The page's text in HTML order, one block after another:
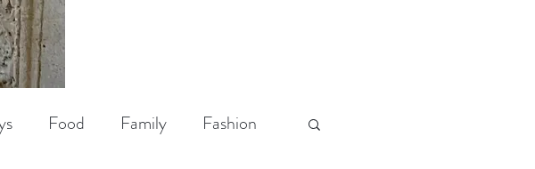
Food Family Fashion